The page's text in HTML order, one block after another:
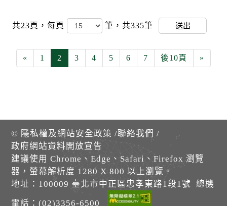
共23頁， 每頁 筆，共335筆 送出
« 1 2 3 4 5 6 7 後10頁 »
© 隱私權及網站安全政策 /聯絡我們 /
政府網站資料開放宣告
建議使用 Chrome、Edge、Safari、Firefox 瀏覽
器，螢幕解析度 1280 X 800 以上瀏覽。
地址：100009 臺北市中正區忠孝東路1段1號 總機
電話：(02)3356-6500